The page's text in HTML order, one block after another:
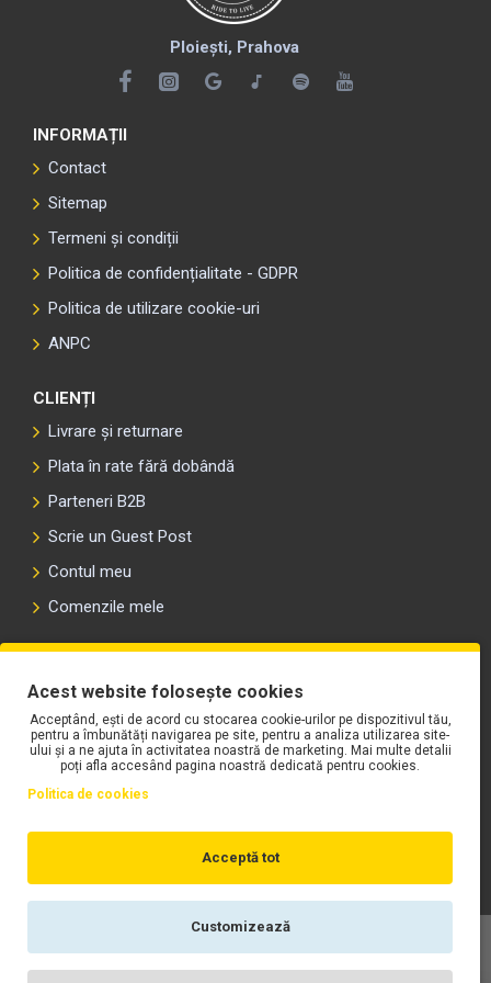
Ploiești, Prahova
INFORMAȚII
Contact
Sitemap
Termeni și condiții
Politica de confidențialitate - GDPR
Politica de utilizare cookie-uri
ANPC
CLIENȚI
Livrare și returnare
Plata în rate fără dobândă
Parteneri B2B
Scrie un Guest Post
Contul meu
Comenzile mele
Copyright © WORK Motors
Acest website folosește cookies
Acceptând, ești de acord cu stocarea cookie-urilor pe dispozitivul tău,
pentru a îmbunătăți navigarea pe site, pentru a analiza utilizarea site-
ului și a ne ajuta în activitatea noastră de marketing. Mai multe detalii
poți afla accesând pagina noastră dedicată pentru cookies.
Politica de cookies
Acceptă tot
Customizează